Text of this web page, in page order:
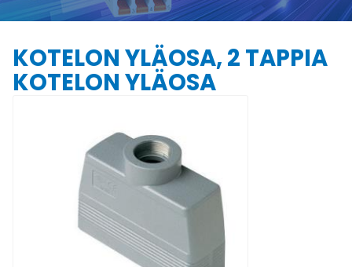
KOTELON YLÄOSA, 2 TAPPIA
KOTELON YLÄOSA